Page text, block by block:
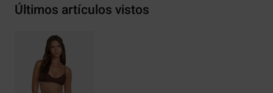
Últimos artículos vistos